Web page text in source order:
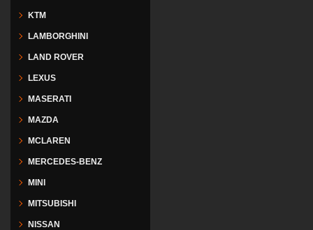
KTM
LAMBORGHINI
LAND ROVER
LEXUS
MASERATI
MAZDA
MCLAREN
MERCEDES-BENZ
MINI
MITSUBISHI
NISSAN